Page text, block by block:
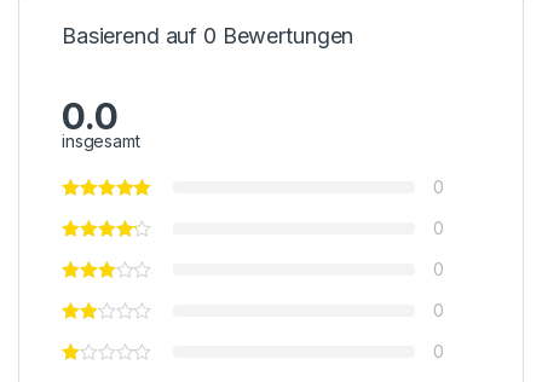
Basierend auf 0 Bewertungen
0.0
insgesamt
0
0
0
0
0